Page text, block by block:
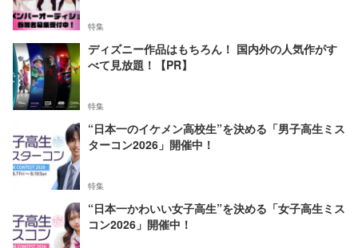
特集
ディズニー作品はもちろん！ 国内外の人気作がす
べて見放題！【PR】
特集
“日本一のイケメン高校生”を決める「男子高生ミス
ターコン2026」開催中！
特集
“日本一かわいい女子高生”を決める「女子高生ミス
コン2026」開催中！